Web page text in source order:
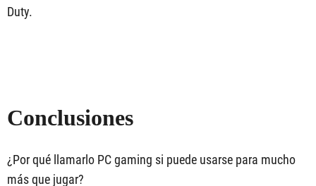
Duty.
Conclusiones
¿Por qué llamarlo PC gaming si puede usarse para mucho
más que jugar?